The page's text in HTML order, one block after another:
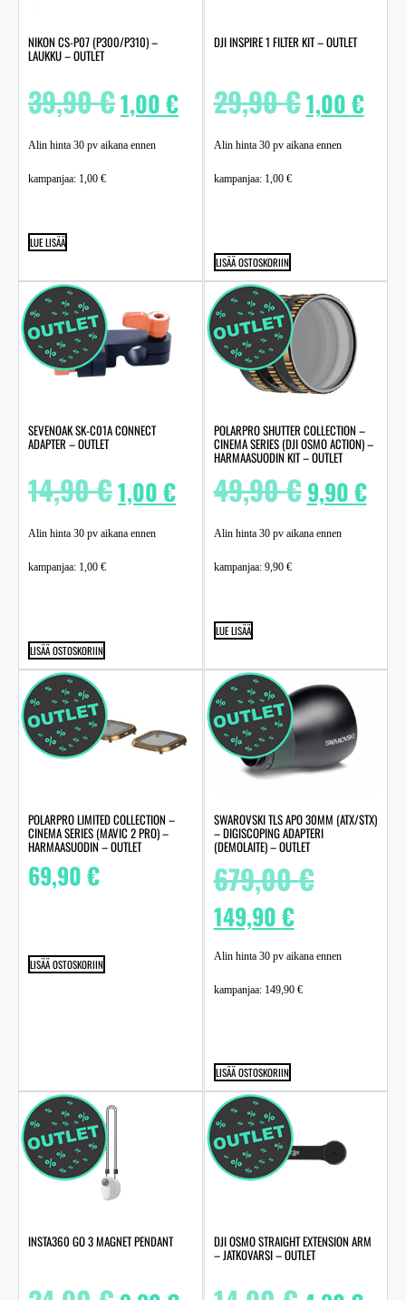
NIKON CS-P07 (P300/P310) –
LAUKKU – OUTLET
39,90€1,00€
Alin hinta 30 pv aikana ennen
kampanjaa: 1,00 €
LUE LISÄÄ
DJI INSPIRE 1 FILTER KIT – OUTLET
29,90€1,00€
Alin hinta 30 pv aikana ennen
kampanjaa: 1,00 €
LISÄÄ OSTOSKORIIN
SEVENOAK SK-C01A CONNECT
ADAPTER – OUTLET
14,90€1,00€
Alin hinta 30 pv aikana ennen
kampanjaa: 1,00 €
LISÄÄ OSTOSKORIIN
POLARPRO SHUTTER COLLECTION –
CINEMA SERIES (DJI OSMO ACTION) –
HARMAASUODIN KIT – OUTLET
49,90€ 9,90€
Alin hinta 30 pv aikana ennen
kampanjaa: 9,90 €
LUE LISÄÄ
POLARPRO LIMITED COLLECTION –
CINEMA SERIES (MAVIC 2 PRO) –
HARMAASUODIN – OUTLET
69,90€
LISÄÄ OSTOSKORIIN
SWAROVSKI TLS APO 30MM (ATX/STX)
– DIGISCOPING ADAPTERI
(DEMOLAITE) – OUTLET
679,00€
149,90€
Alin hinta 30 pv aikana ennen
kampanjaa: 149,90 €
LISÄÄ OSTOSKORIIN
INSTA360 GO 3 MAGNET PENDANT DJI OSMO STRAIGHT EXTENSION ARM
– JATKOVARSI – OUTLET